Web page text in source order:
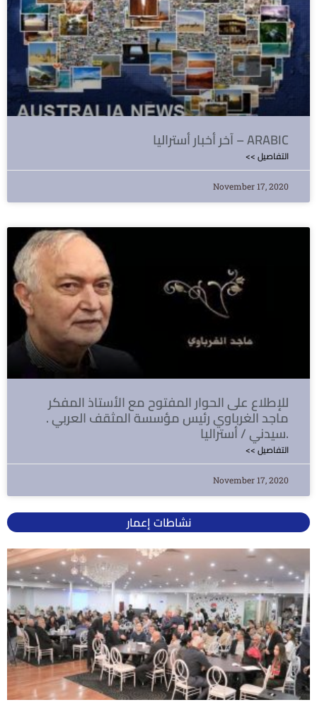
آخر أخبار أستراليا – ARABIC
<< التفاصيل
November 17, 2020
للإطلاع على الحوار المفتوح مع الأستاذ المفكر
ماجد الغرباوي رئيس مؤسسة المثقف العربي .
سيدني / أستراليا.
<< التفاصيل
November 17, 2020
نشاطات إعمار